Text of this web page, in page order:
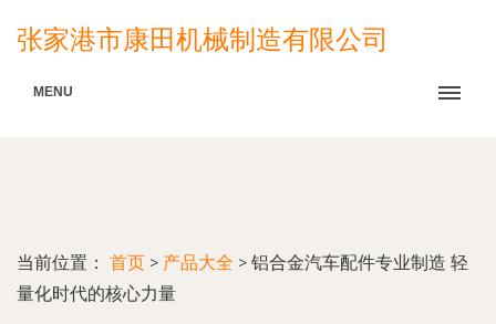
张家港市康田机械制造有限公司
MENU
当前位置： 首页 > 产品大全 > 铝合金汽车配件专业制造 轻
量化时代的核心力量